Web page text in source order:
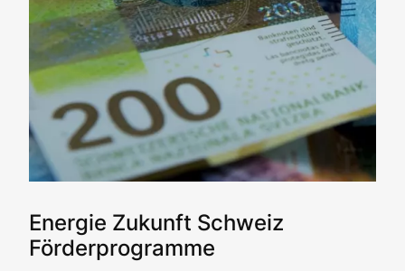
Energie Zukunft Schweiz
Förderprogramme